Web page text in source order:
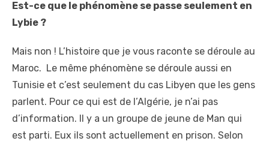
Est-ce que le phénomène se passe seulement en
Lybie ?
Mais non ! L’histoire que je vous raconte se déroule au
Maroc. Le même phénomène se déroule aussi en
Tunisie et c’est seulement du cas Libyen que les gens
parlent. Pour ce qui est de l’Algérie, je n’ai pas
d’information. Il y a un groupe de jeune de Man qui
est parti. Eux ils sont actuellement en prison. Selon